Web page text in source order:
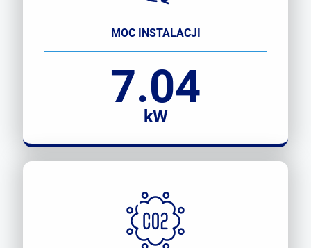
MOC INSTALACJI
7.04
kW